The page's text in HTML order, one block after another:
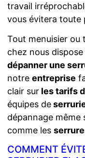
travail
vous évitera toute
Tout menuisier ou
chez nous
dépanner une
notre entreprise
clair sur les tarifs
équipes de
dépannage même
comme les
COMMENT